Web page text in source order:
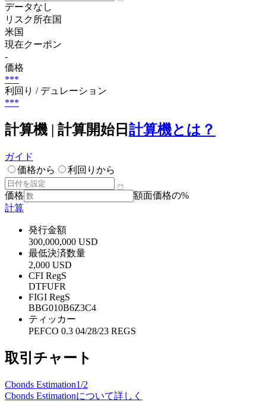
データなし
リスク所在国
米国
現在クーポン
-
価格
***
利回り / デュレーション
***
計算機 | 計算開始日 計算機とは？
ガイド
価格から
利回りから
価格
額面価格の%
計算
発行金額
300,000,000 USD
最低決済数量
2,000 USD
CFI RegS
DTFUFR
FIGI RegS
BBG010B6Z3C4
ティッカー
PEFCO 0.3 04/28/23 REGS
取引チャート
Cbonds Estimation1/2
Cbonds Estimationについて詳しく